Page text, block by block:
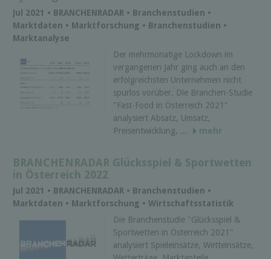
Jul 2021 • BRANCHENRADAR • Branchenstudien •
Marktdaten • Marktforschung • Branchenstudien •
Marktanalyse
Der mehrmonatige Lockdown im
vergangenen Jahr ging auch an den
erfolgreichsten Unternehmen nicht
spurlos vorüber. Die Branchen-Studie
"Fast-Food in Österreich 2021"
analysiert Absatz, Umsatz,
Preisentwicklung, ...
mehr
BRANCHENRADAR Glücksspiel & Sportwetten
in Österreich 2022
Jul 2021 • BRANCHENRADAR • Branchenstudien •
Marktdaten • Marktforschung • Wirtschaftsstatistik
Die Branchenstudie "Glücksspiel &
Sportwetten in Österreich 2021"
analysiert Spieleinsätze, Wetteinsätze,